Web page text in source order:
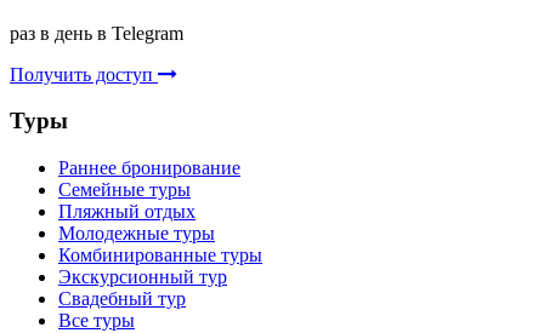
раз в день в Telegram
Получить доступ
Туры
Раннее бронирование
Семейные туры
Пляжный отдых
Молодежные туры
Комбинированные туры
Экскурсионный тур
Свадебный тур
Все туры